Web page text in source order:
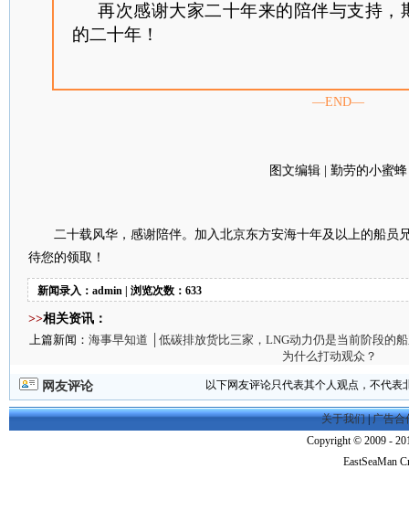
再次感谢大家二十年来的陪伴与支持，
的二十年！
—END—
图文编辑 | 勤劳的小蜜蜂
二十载风华，感谢陪伴。加入北京东方安海十年及以上的船员
待您的领取！
新闻录入：admin | 浏览次数：633
>>相关资讯：
上篇新闻： 海事早知道 │低碳排放货比三家，LNG动力仍是当前阶段的
为什么打动观众？
网友评论 以下网友评论只代表其个人观点，不代
关于我们|广告合
Copyright © 2009 -
EastSeaMan